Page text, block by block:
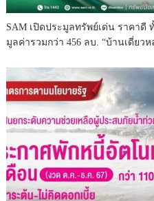
SAM เปิดประมูลทรัพย์เด่น ราคาดี
มูลค่ารวมกว่า 456 ลบ. “บ้านเดี่ยว